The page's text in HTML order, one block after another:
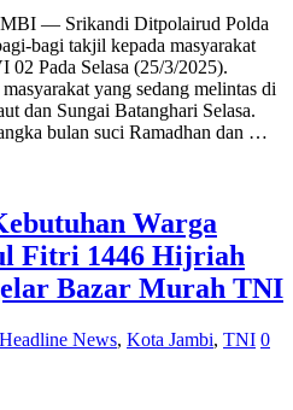
— Srikandi Ditpolairud Polda
bagi takjil kepada masyarakat
Pada Selasa (25/3/2025).
yang sedang melintas di
dan Sungai Batanghari Selasa.
bulan suci Ramadhan dan …
Warga
Fitri 1446 Hijriah
Bazar Murah TNI
Headline News, Kota Jambi, TNI 0